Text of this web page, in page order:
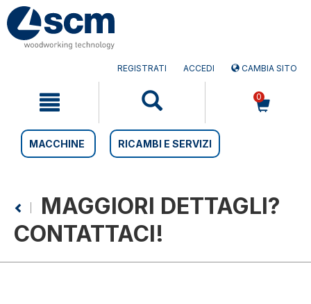
Salta
contenuto
Salta
menu
REGISTRATI ACCEDI CAMBIA SITO
0
MACCHINE RICAMBI E SERVIZI
MAGGIORI DETTAGLI?
CONTATTACI!